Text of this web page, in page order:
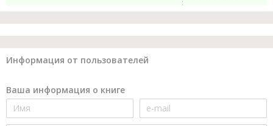
Информация от пользователей
Ваша информация о книге